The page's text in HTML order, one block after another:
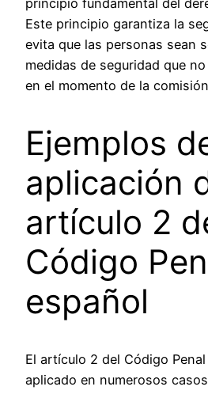
principio fundamental del
Este principio garantiza la
evita que las personas sean
medidas de seguridad que
en el momento de la
Ejemplos
aplicación
artículo 2
Código
español
El artículo 2 del Código
aplicado en numerosos